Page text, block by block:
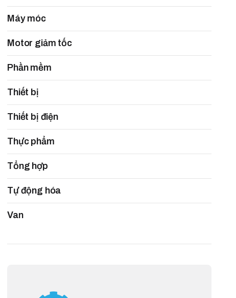
Máy móc
Motor giảm tốc
Phần mềm
Thiết bị
Thiết bị điện
Thực phẩm
Tổng hợp
Tự động hóa
Van